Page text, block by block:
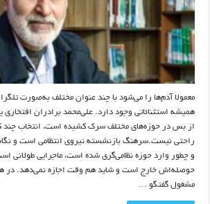
معمولا آدم‌ها را می‌شود با چند عنوان مختلف به‌صورت
همیشه استثنائاتی وجود دارد. علی‌محمد برادران
از بس در حوزه‌های مختلف سرک کشیده است، انتخاب چند
راحتی نیست.سرهنگ بازنشسته نیروی انتظامی است و نگاه
و چطور وارد حوزه نظامی‌گری شده است، ماجرایی طولانی
حوصله‌اش خارج است و شاید هم وقت اجازه نمی‌دهد. در
مشغول گفتگو …